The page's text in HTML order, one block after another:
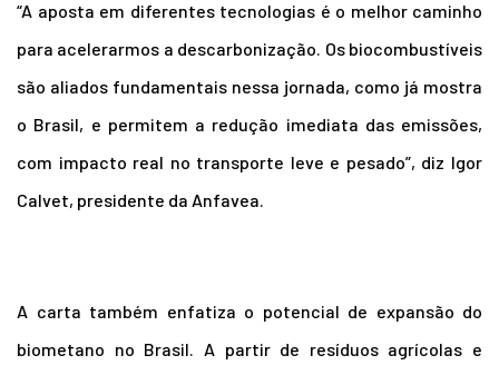
“A aposta em diferentes tecnologias é o melhor caminho
para acelerarmos a descarbonização. Os biocombustíveis
são aliados fundamentais nessa jornada, como já mostra
o Brasil, e permitem a redução imediata das emissões,
com impacto real no transporte leve e pesado”, diz Igor
Calvet, presidente da Anfavea.
A carta também enfatiza o potencial de expansão do
biometano no Brasil. A partir de resíduos agrícolas e